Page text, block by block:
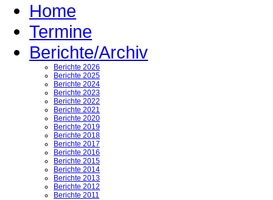
Home
Termine
Berichte/Archiv
Berichte 2026
Berichte 2025
Berichte 2024
Berichte 2023
Berichte 2022
Berichte 2021
Berichte 2020
Berichte 2019
Berichte 2018
Berichte 2017
Berichte 2016
Berichte 2015
Berichte 2014
Berichte 2013
Berichte 2012
Berichte 2011